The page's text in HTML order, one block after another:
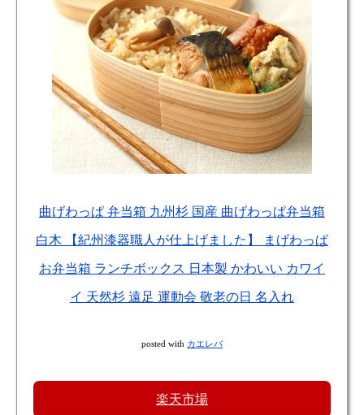
曲げわっぱ 弁当箱 九州杉 国産 曲げわっぱ弁当箱
白木 【紀州漆器職人が仕上げました】 まげわっぱ
お弁当箱 ランチボックス 日本製 かわいい カワイ
イ 天然杉 遠足 運動会 敬老の日 名入れ
posted with カエレバ
楽天市場